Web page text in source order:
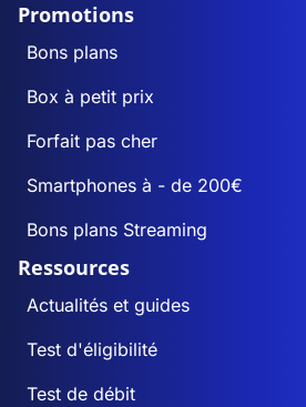
Promotions
Bons plans
Box à petit prix
Forfait pas cher
Smartphones à - de 200€
Bons plans Streaming
Ressources
Actualités et guides
Test d'éligibilité
Test de débit